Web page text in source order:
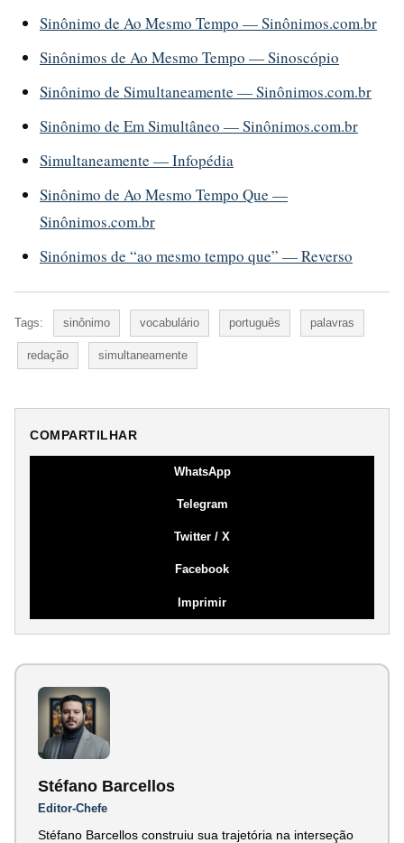
Sinônimo de Ao Mesmo Tempo — Sinônimos.com.br
Sinônimos de Ao Mesmo Tempo — Sinoscópio
Sinônimo de Simultaneamente — Sinônimos.com.br
Sinônimo de Em Simultâneo — Sinônimos.com.br
Simultaneamente — Infopédia
Sinônimo de Ao Mesmo Tempo Que —
Sinônimos.com.br
Sinónimos de “ao mesmo tempo que” — Reverso
Tags: sinônimo vocabulário português palavras
redação simultaneamente
COMPARTILHAR
WhatsApp
Telegram
Twitter / X
Facebook
Imprimir
Stéfano Barcellos
Editor-Chefe
Stéfano Barcellos construiu sua trajetória na interseção